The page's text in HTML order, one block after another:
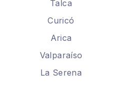
Talca
Curicó
Arica
Valparaíso
La Serena